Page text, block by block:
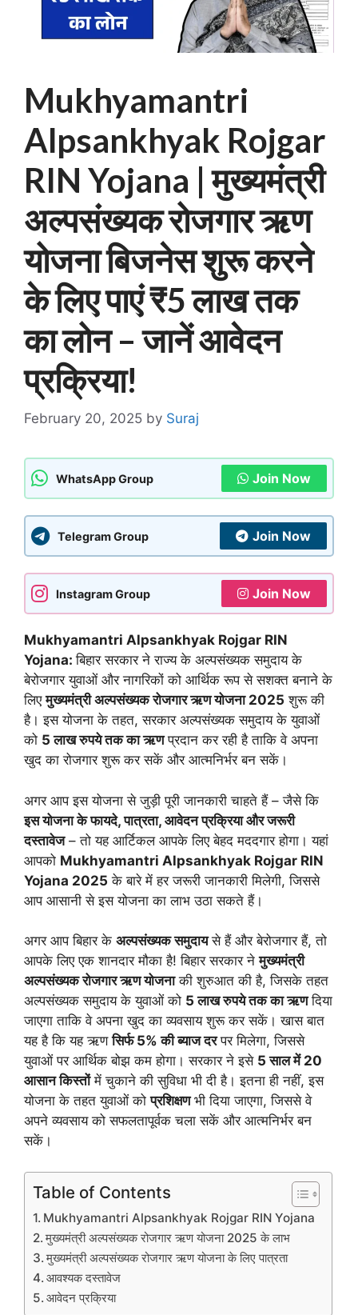
Mukhyamantri
Alpsankhyak Rojgar
RIN Yojana | मुख्यमंत्री
अल्पसंख्यक रोजगार ऋण
योजना बिजनेस शुरू करने
के लिए पाएं ₹5 लाख तक
का लोन – जानें आवेदन
प्रक्रिया!
February 20, 2025 by Suraj
WhatsApp Group Join Now
Telegram Group Join Now
Instagram Group Join Now
Mukhyamantri Alpsankhyak Rojgar RIN
Yojana:बिहार सरकार ने राज्य के अल्पसंख्यक समुदाय के
बेरोजगार युवाओं और नागरिकों को आर्थिक रूप से सशक्त बनाने के
लिएमुख्यमंत्री अल्पसंख्यक रोजगार ऋण योजना 2025 शुरू की
है। इस योजना के तहत, सरकार अल्पसंख्यक समुदाय के युवाओं
को 5 लाख रुपये तक का ऋणप्रदान कर रही है ताकि वे अपना
खुद का रोजगार शुरू कर सकें और आत्मनिर्भर बन सकें।
अगर आप इस योजना से जुड़ी पूरी जानकारी चाहते हैं – जैसे कि
इस योजना के फायदे, पात्रता, आवेदन प्रक्रिया और जरूरी
दस्तावेज– तो यह आर्टिकल आपके लिए बेहद मददगार होगा। यहां
आपको Mukhyamantri Alpsankhyak Rojgar RIN
Yojana 2025 के बारे में हर जरूरी जानकारी मिलेगी, जिससे
आप आसानी से इस योजना का लाभ उठा सकते हैं।
अगर आप बिहार के अल्पसंख्यक समुदायसे हैं और बेरोजगार हैं, तो
आपके लिए एक शानदार मौका है! बिहार सरकार नेमुख्यमंत्री
अल्पसंख्यक रोजगार ऋण योजनाकी शुरुआत की है, जिसके तहत
अल्पसंख्यक समुदाय के युवाओं को 5 लाख रुपये तक का ऋणदिया
जाएगा ताकि वे अपना खुद का व्यवसाय शुरू कर सकें। खास बात
यह है कि यह ऋणसिर्फ 5% की ब्याज दरपर मिलेगा, जिससे
युवाओं पर आर्थिक बोझ कम होगा। सरकार ने इसे 5 साल में 20
आसान किस्तोंमें चुकाने की सुविधा भी दी है। इतना ही नहीं, इस
योजना के तहत युवाओं कोप्रशिक्षणभी दिया जाएगा, जिससे वे
अपने व्यवसाय को सफलतापूर्वक चला सकें और आत्मनिर्भर बन
सकें।
Table of Contents
Mukhyamantri Alpsankhyak Rojgar RIN Yojana
मुख्यमंत्री अल्पसंख्यक रोजगार ऋण योजना 2025 के लाभ
मुख्यमंत्री अल्पसंख्यक रोजगार ऋण योजना के लिए पात्रता
आवश्यक दस्तावेज
आवेदन प्रक्रिया